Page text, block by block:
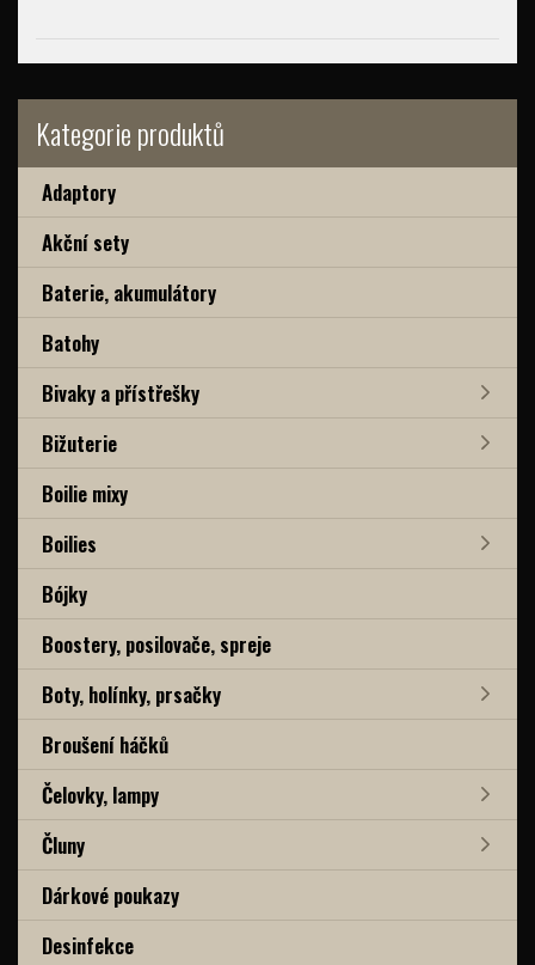
Kategorie produktů
Adaptory
Akční sety
Baterie, akumulátory
Batohy
Bivaky a přístřešky
Bižuterie
Boilie mixy
Boilies
Bójky
Boostery, posilovače, spreje
Boty, holínky, prsačky
Broušení háčků
Čelovky, lampy
Čluny
Dárkové poukazy
Desinfekce